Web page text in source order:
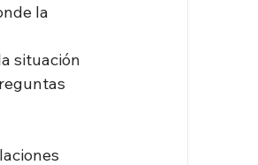
la
situación